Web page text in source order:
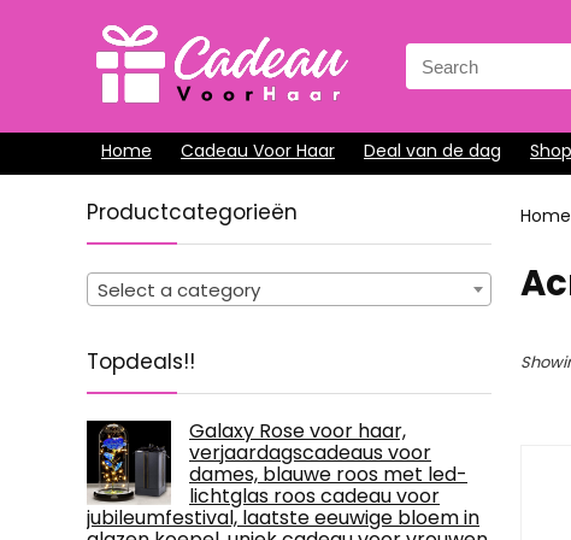
Search
for:
Home Cadeau Voor Haar Deal van de dag Shop
Productcategorieën
Select a category
Topdeals!!
Galaxy Rose voor haar,
verjaardagscadeaus voor
dames, blauwe roos met led-
lichtglas roos cadeau voor
jubileumfestival, laatste eeuwige bloem in
Home